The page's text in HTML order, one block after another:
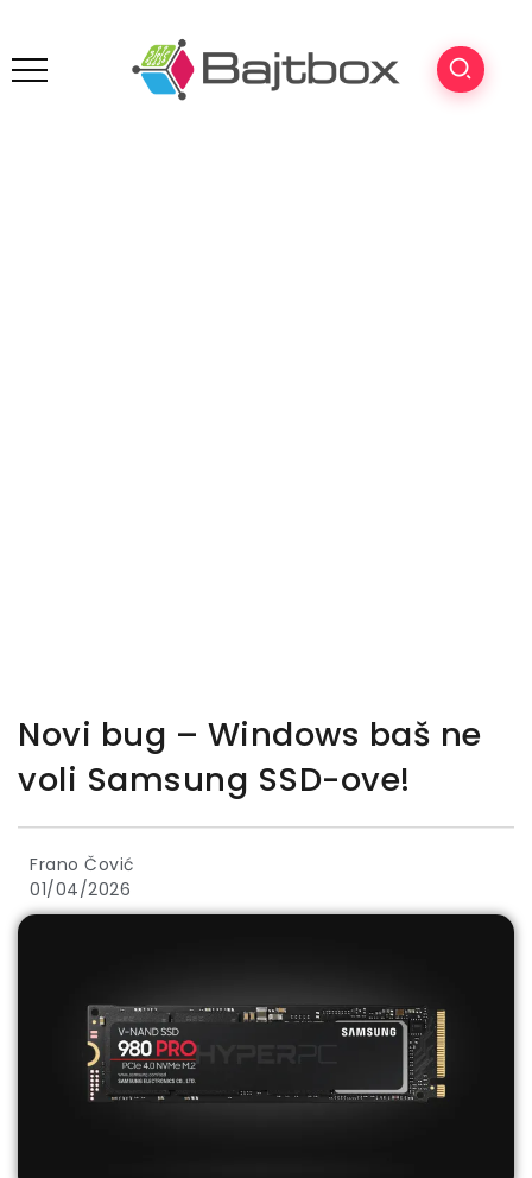
Novi bug – Windows baš ne
voli Samsung SSD-ove!
Frano Čović
01/04/2026